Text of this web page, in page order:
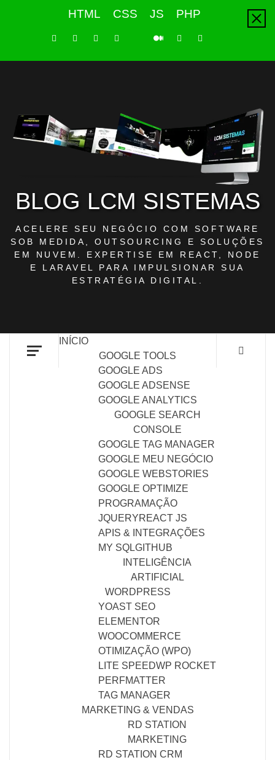
HTML CSS JS PHP
LinkedInInstagramFacebookYoutube PinterestTiktok
BLOG LCM SISTEMAS
ACELERE SEU NEGÓCIO COM SOFTWARE
SOB MEDIDA, OUTSOURCING E SOLUÇÕES
EM NUVEM. EXPERTISE EM REACT, NODE
E LARAVEL PARA IMPULSIONAR SUA
ESTRATÉGIA DIGITAL.
INÍCIO
GOOGLE TOOLS
GOOGLE ADS
GOOGLE ADSENSE
GOOGLE ANALYTICS
GOOGLE SEARCH
CONSOLE
GOOGLE TAG MANAGER
GOOGLE MEU NEGÓCIO
GOOGLE WEBSTORIES
GOOGLE OPTIMIZE
PROGRAMAÇÃO
JQUERYREACT JS
APIS & INTEGRAÇÕES
MY SQLGITHUB
INTELIGÊNCIA
ARTIFICIAL
WORDPRESS
YOAST SEO
ELEMENTOR
WOOCOMMERCE
OTIMIZAÇÃO (WPO)
LITE SPEEDWP ROCKET
PERFMATTER
TAG MANAGER
MARKETING & VENDAS
RD STATION
MARKETING
RD STATION CRM